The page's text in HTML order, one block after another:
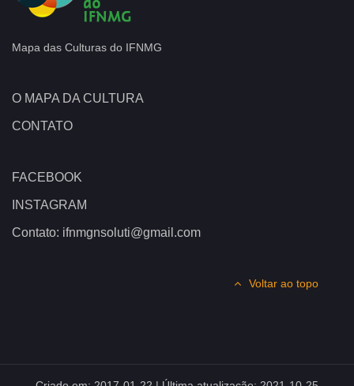
Mapa das Culturas do IFNMG
O MAPA DA CULTURA
CONTATO
FACEBOOK
INSTAGRAM
Contato: ifnmgnsoluti@gmail.com
Voltar ao topo